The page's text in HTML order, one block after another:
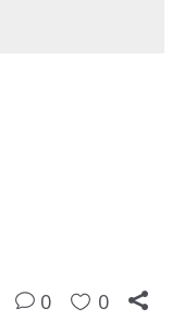
0 0